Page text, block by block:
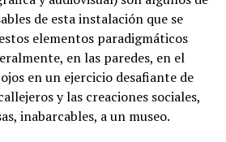
de esta instalación que se
elementos paradigmáticos
en las paredes, en el
en un ejercicio desafiante de
y las creaciones sociales,
inabarcables, a un museo.